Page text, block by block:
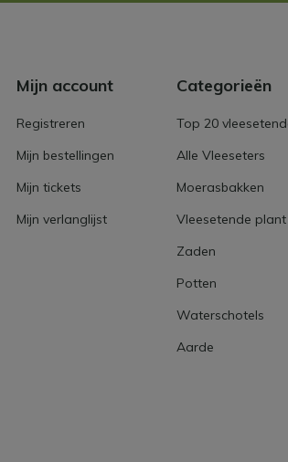
Mijn account
Registreren
Mijn bestellingen
Mijn tickets
Mijn verlanglijst
Categorieën
Top 20
Alle Vleeseters
Moerasbakken
Vleesetende
Zaden
Potten
Waterschotels
Aarde